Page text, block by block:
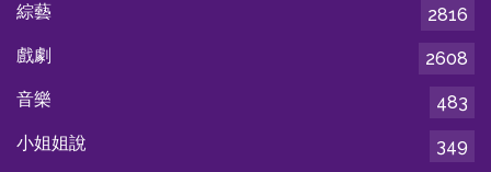
綜藝
2816
戲劇
2608
音樂
483
小姐姐說
349